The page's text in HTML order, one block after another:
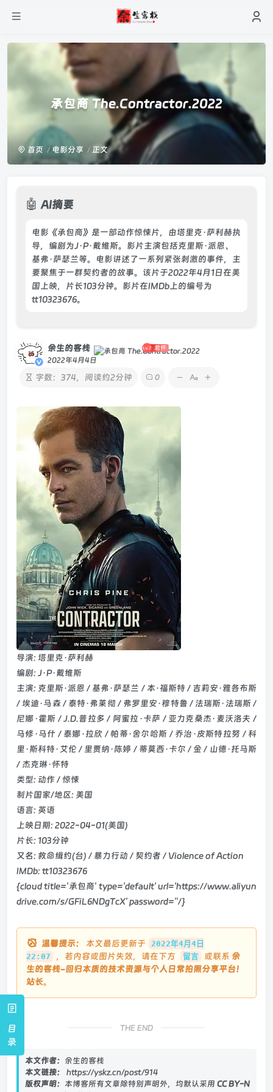
承包商 The.Contractor.2022
首页 电影分享 正文
🤖 AI摘要
电影《承包商》是一部动作惊悚片，由塔里克·萨利赫执
导，编剧为J·P·戴维斯。影片主演包括克里斯·派恩、
基弗·萨瑟兰等。电影讲述了一系列紧张刺激的事件，主
要聚焦于一群契约者的故事。该片于2022年4月1日在美
国上映，片长103分钟。影片在IMDb上的编号为
tt10323676。
余生的客栈
2022年4月4日
字数：374，阅读约2分钟 0
导演: 塔里克·萨利赫
编剧: J·P·戴维斯
主演: 克里斯·派恩 / 基弗·萨瑟兰 / 本·福斯特 / 吉莉安·雅各布斯
/ 埃迪·马森 / 泰特·弗莱彻 / 弗罗里安·穆特鲁 / 法瑞斯·法瑞斯 /
尼娜·霍斯 / J.D.普拉多 / 阿蜜拉·卡萨 / 亚力克桑杰·麦沃洛夫 /
马修·马什 / 泰娜·拉欣 / 帕蒂·舍尔哈斯 / 乔治·皮斯特拉努 / 科
里·斯科特·艾伦 / 里贾纳·陈婷 / 蒂莫西·卡尔 / 金 / 山德·托马斯
/ 杰克琳·怀特
类型: 动作 / 惊悚
制片国家/地区: 美国
语言: 英语
上映日期: 2022-04-01(美国)
片长: 103分钟
又名: 救命缉约(台) / 暴力行动 / 契约者 / Violence of Action
IMDb: tt10323676
{cloud title='承包商' type='default' url='https://www.aliyun
drive.com/s/GFiL6NDgTcX' password=''/}
温馨提示： 本文最后更新于
2022年4月4日
22:07
，若内容或图片失效，请在下方 留言 或联系 余
生的客栈-回归本质的技术资源与个人日常拍照分享平台！
站长。
THE END
本文作者： 余生的客栈
本文链接：
https://yskz.cn/post/914
版权声明： 本博客所有文章除特别声明外，均默认采用 CC BY-N
目
录